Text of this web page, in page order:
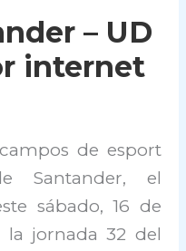
– UD
internet
de esport
Santander, el
sábado, 16 de
jornada 32 del